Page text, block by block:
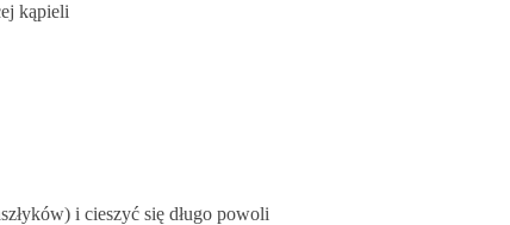
kąpieli
i cieszyć się długo powoli